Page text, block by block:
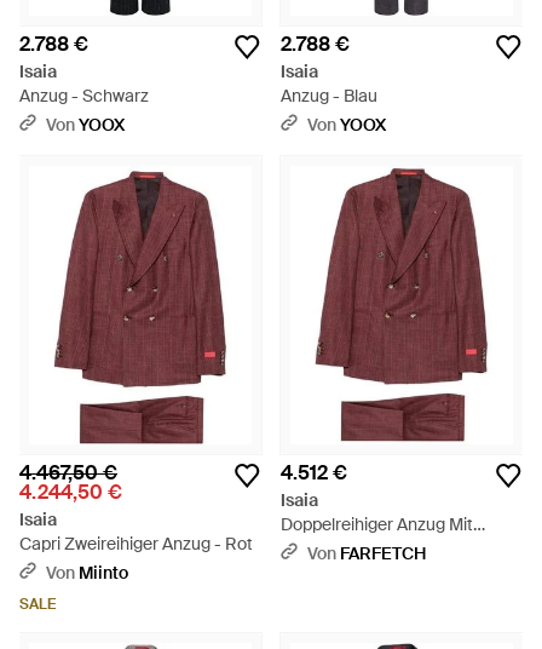
2.788 €
Isaia
Anzug - Schwarz
VonYOOX
2.788 €
Isaia
Anzug - Blau
VonYOOX
4.467,50 €
4.244,50 €
Isaia
Capri Zweireihiger Anzug - Rot
Von Miinto
SALE
4.512 €
Isaia
Doppelreihiger Anzug Mit
Nadelstreifen - Rot
Von FARFETCH